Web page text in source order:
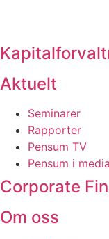
Aktuelt
Seminarer
Rapporter
Pensum TV
Pensum i media
Corporate
Om oss